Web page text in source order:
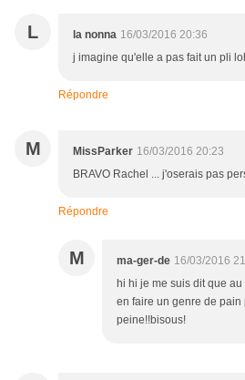
L la nonna 16/03/2016 20:36
j imagine qu'elle a pas fait un pli lol
Répondre
M MissParker 16/03/2016 20:23
BRAVO Rachel ... j'oserais pas
Répondre
M ma-ger-de 16/03/2016
hi hi je me suis dit que
en faire un genre de pain
peine!!bisous!